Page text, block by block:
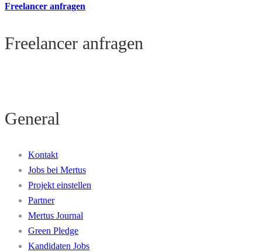
Freelancer anfragen
Freelancer anfragen
General
Kontakt
Jobs bei Mertus
Projekt einstellen
Partner
Mertus Journal
Green Pledge
Kandidaten Jobs